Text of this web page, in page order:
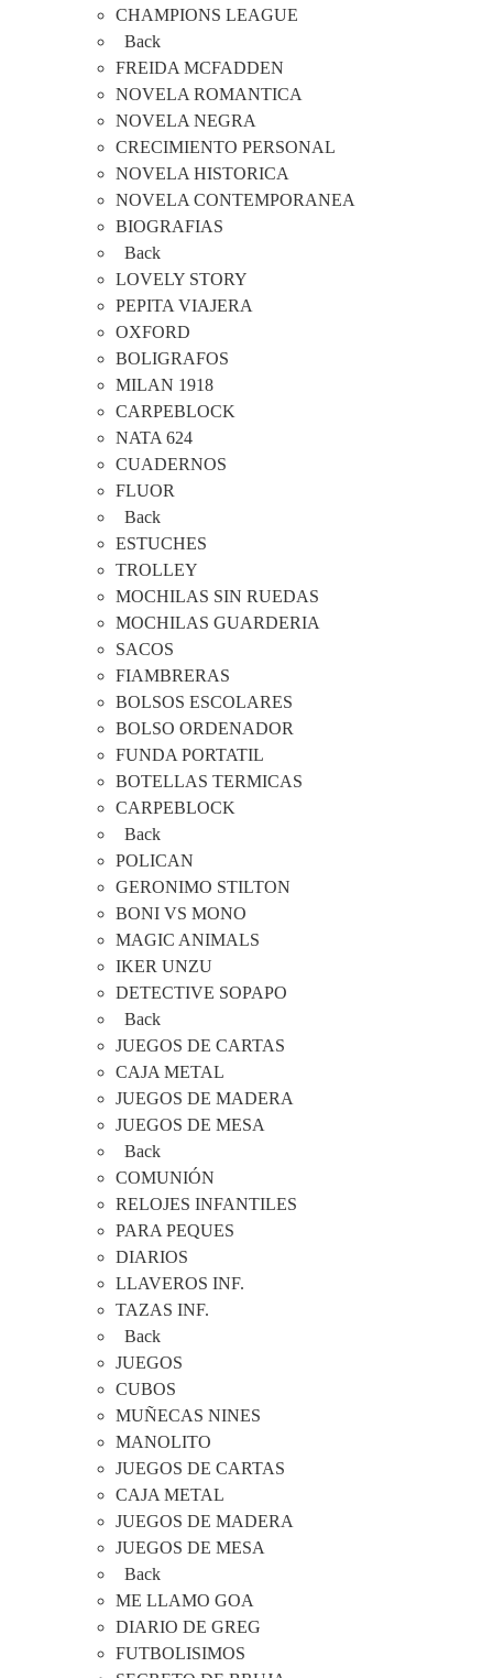
CHAMPIONS LEAGUE
Back
FREIDA MCFADDEN
NOVELA ROMANTICA
NOVELA NEGRA
CRECIMIENTO PERSONAL
NOVELA HISTORICA
NOVELA CONTEMPORANEA
BIOGRAFIAS
Back
LOVELY STORY
PEPITA VIAJERA
OXFORD
BOLIGRAFOS
MILAN 1918
CARPEBLOCK
NATA 624
CUADERNOS
FLUOR
Back
ESTUCHES
TROLLEY
MOCHILAS SIN RUEDAS
MOCHILAS GUARDERIA
SACOS
FIAMBRERAS
BOLSOS ESCOLARES
BOLSO ORDENADOR
FUNDA PORTATIL
BOTELLAS TERMICAS
CARPEBLOCK
Back
POLICAN
GERONIMO STILTON
BONI VS MONO
MAGIC ANIMALS
IKER UNZU
DETECTIVE SOPAPO
Back
JUEGOS DE CARTAS
CAJA METAL
JUEGOS DE MADERA
JUEGOS DE MESA
Back
COMUNIÓN
RELOJES INFANTILES
PARA PEQUES
DIARIOS
LLAVEROS INF.
TAZAS INF.
Back
JUEGOS
CUBOS
MUÑECAS NINES
MANOLITO
JUEGOS DE CARTAS
CAJA METAL
JUEGOS DE MADERA
JUEGOS DE MESA
Back
ME LLAMO GOA
DIARIO DE GREG
FUTBOLISIMOS